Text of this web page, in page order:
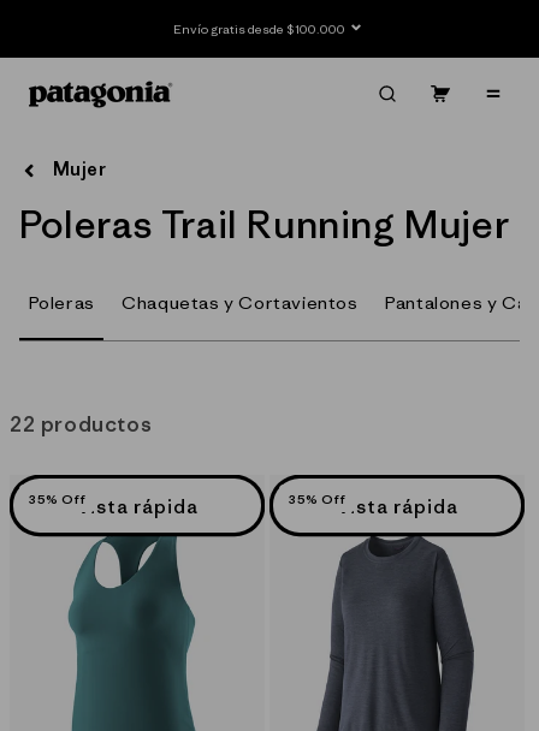
Envío gratis desde $100.000
Carrito
Mujer
C
e
c
i
ó
Poleras Trail Running Mujer
Poleras Chaquetas y Cortavientos Pantalones y
22 productos
35% OffVista rápida 35% OffVista rápida